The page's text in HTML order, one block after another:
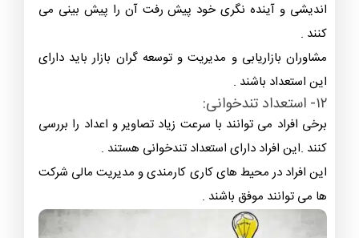
اندیشی و آینده نگری خود پیش رفت آن را پیش بینی می
کنند .
مشاوران بازاریابی و مدیریت و توسعه گران بازار باید دارای
این استعداد باشند .
۱۲- استعداد تندخوانی:
برخی افراد می توانند با سرعت زیاد تصاویر و اعداد را بررسی
کنند .این افراد دارای استعداد تندخوانی هستند .
این افراد در محیط های کاری کارمندی و مدیریت مالی شرکت
ها می توانند موفق باشند .